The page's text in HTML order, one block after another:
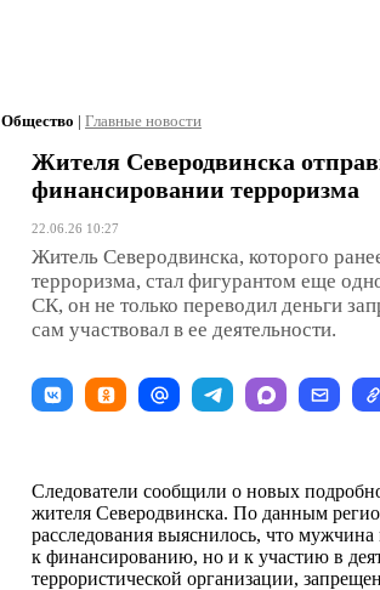
Общество | Главные новости
Жителя Северодвинска
финансировании терроризма
22.06.26 10:27
Житель Северодвинска, которого
терроризма, стал фигурантом еще
СК, он не только переводил деньги
сам участвовал в ее деятельности.
Следователи сообщили о новых
жителя Северодвинска. По данным
расследования выяснилось, что
к финансированию, но и к участию в
террористической организации,